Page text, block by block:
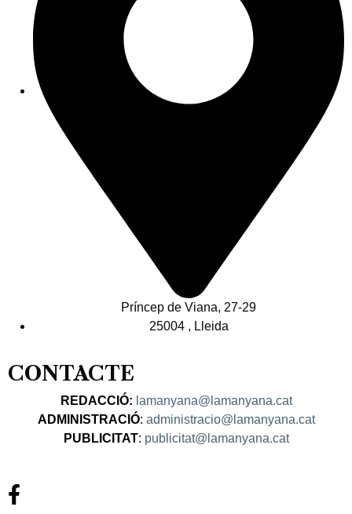
Príncep de Viana, 27-29
25004 , Lleida
CONTACTE
REDACCIÓ: lamanyana@lamanyana.cat
ADMINISTRACIÓ: administracio@lamanyana.cat
PUBLICITAT: publicitat@lamanyana.cat